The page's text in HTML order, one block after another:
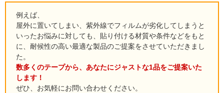
例えば、
屋外に置いてしまい、紫外線でフィルムが劣化してしまうと
いったお悩みに対しても、貼り付ける材質や条件などをもと
に、耐候性の高い最適な製品のご提案をさせていただきまし
た。
数多くのテープから、あなたにジャストな1品をご提案いた
します！
ぜひ、お気軽にお問い合わせください。